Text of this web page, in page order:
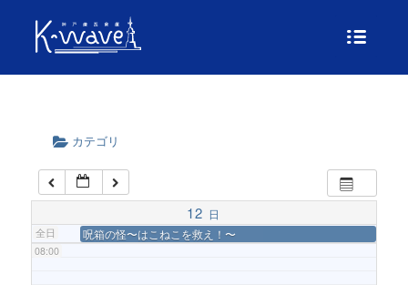
カテゴリ
12 日
全日 呪箱の怪〜はこねこを救え！〜
04:00
06:00
07:00
08:00